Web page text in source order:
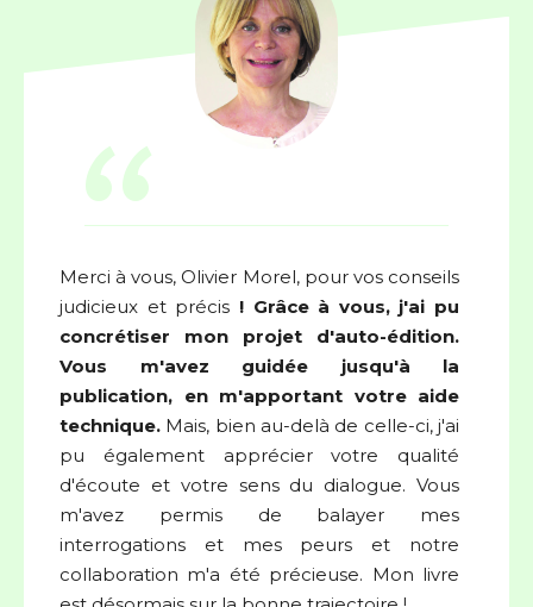
“
Merci à vous, Olivier Morel, pour vos conseils
judicieux et précis ! Grâce à vous, j'ai pu
concrétiser mon projet d'auto-édition.
Vous m'avez guidée jusqu'à la
publication, en m'apportant votre aide
technique. Mais, bien au-delà de celle-ci, j'ai
pu également apprécier votre qualité
d'écoute et votre sens du dialogue. Vous
m'avez permis de balayer mes
interrogations et mes peurs et notre
collaboration m'a été précieuse. Mon livre